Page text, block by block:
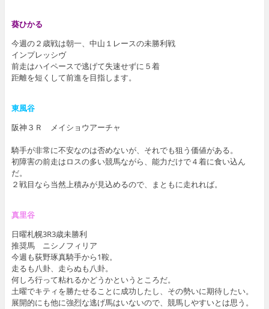
葵ひかる
今週の２歳戦は朝一、中山１レースの未勝利戦
インプレッシヴ
前走はハイペースで逃げて失速せずに５着
距離を短くして前進を目指します。
東風谷
阪神３Ｒ メイショウアーチャ
騎手が非常に不安なのは否めないが、それでも狙う価値がある。
初障害の前走はロスの多い競馬ながら、能力だけで４着に食い込ん
だ。
２戦目なら当然上積みが見込めるので、まともに走れれば。
真里谷
日曜札幌3R3歳未勝利
推奨馬 ニシノフィリア
今週も荻野琢真騎手から1鞍。
走るも八卦、走らぬも八卦。
何しろ行って粘れるかどうかというところだ。
土曜でキティを勝たせることに成功したし、その勢いに期待したい。
展開的にも他に強烈な逃げ馬はいないので、競馬しやすいとは思う。